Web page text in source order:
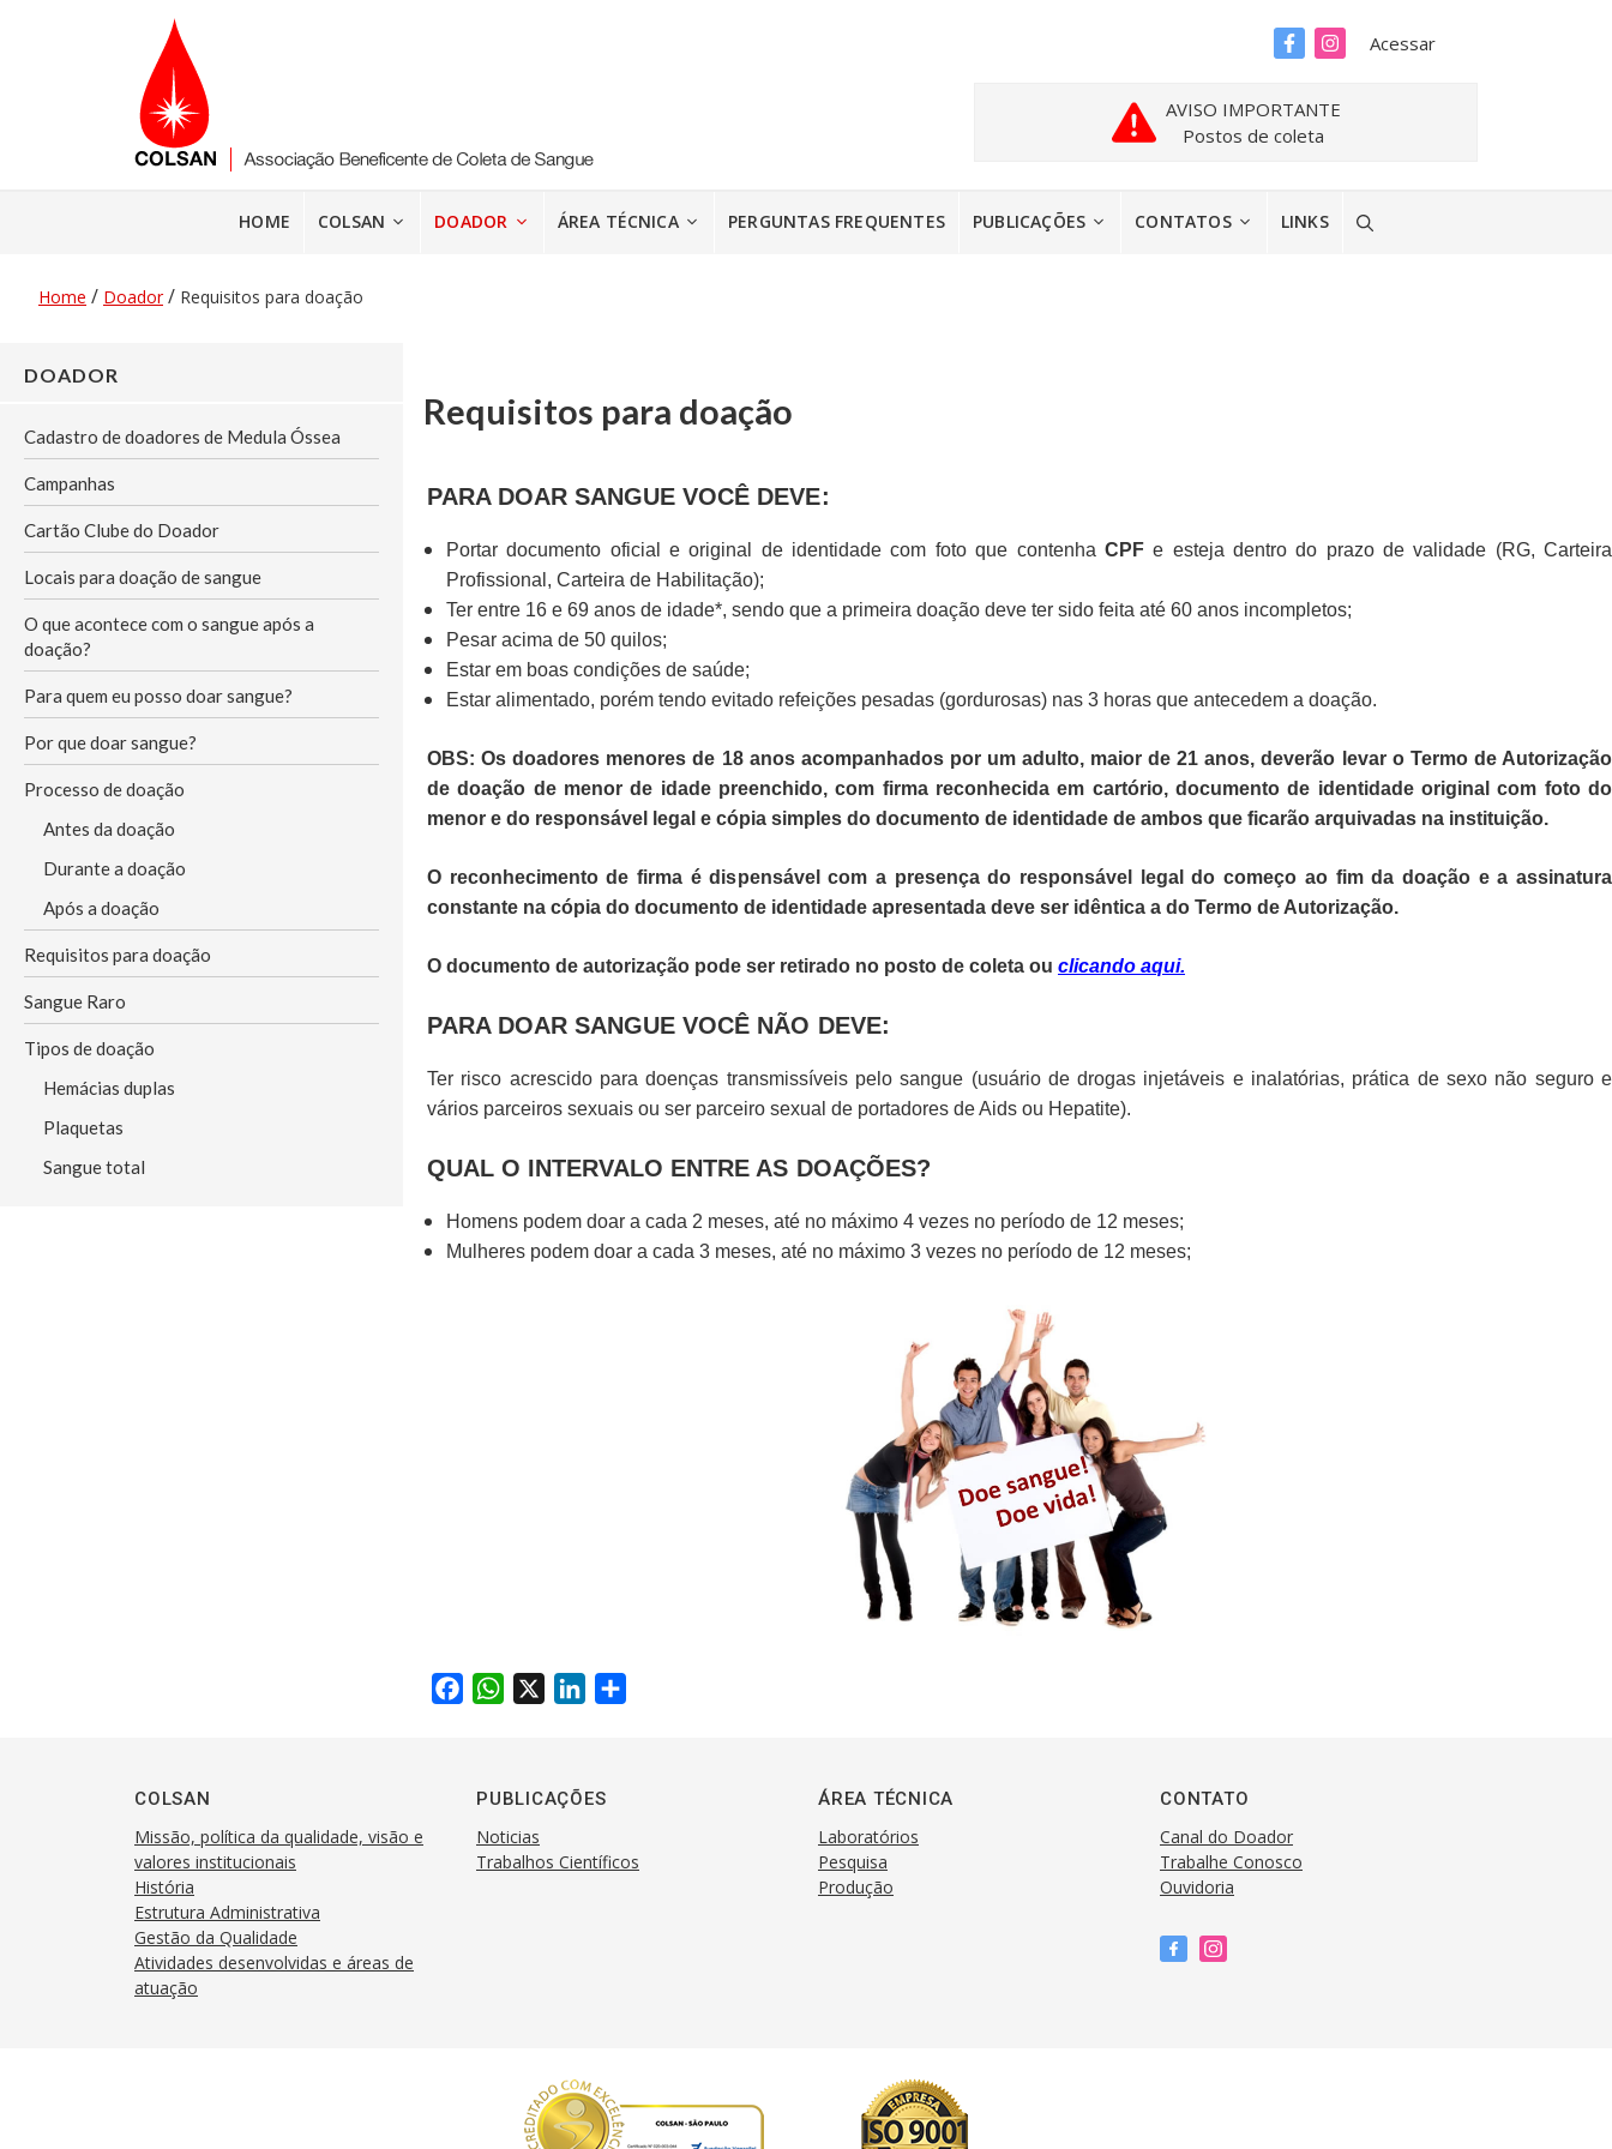
Acessar
AVISO IMPORTANTE
Postos de coleta
HOME COLSAN DOADOR ÁREA TÉCNICA PERGUNTAS FREQUENTES PUBLICAÇÕES CONTATOS LINKS
Home / Doador/ Requisitos para doação
Requisitos para doação
PARA DOAR SANGUE VOCÊ DEVE:
Portar documento oficial e original de identidade com foto que contenha CPFe esteja dentro do prazo de validade (RG, Carteira
Profissional, Carteira de Habilitação);
Ter entre 16 e 69 anos de idade*, sendo que a primeira doação deve ter sido feita até 60 anos incompletos;
Pesar acima de 50 quilos;
Estar em boas condições de saúde;
Estar alimentado, porém tendo evitado refeições pesadas (gordurosas) nas 3 horas que antecedem a doação.
OBS: Os doadores menores de 18 anos acompanhados por um adulto, maior de 21 anos, deverão levar o Termo de Autorização
de doação de menor de idade preenchido, com firma reconhecida em cartório, documento de identidade original com foto do
menor e do responsável legal e cópia simples do documento de identidade de ambos que ficarão arquivadas na instituição.
O reconhecimento de firma é dispensável com a presença do responsável legal do começo ao fim da doação e a assinatura
constante na cópia do documento de identidade apresentada deve ser idêntica a do Termo de Autorização.
O documento de autorização pode ser retirado no posto de coleta ou clicando aqui.
PARA DOAR SANGUE VOCÊ NÃO DEVE:
Ter risco acrescido para doenças transmissíveis pelo sangue (usuário de drogas injetáveis e inalatórias, prática de sexo não seguro e
vários parceiros sexuais ou ser parceiro sexual de portadores de Aids ou Hepatite).
QUAL O INTERVALO ENTRE AS DOAÇÕES?
Homens podem doar a cada 2 meses, até no máximo 4 vezes no período de 12 meses;
Mulheres podem doar a cada 3 meses, até no máximo 3 vezes no período de 12 meses;
W
s
A
p
e
I
DOADOR
Cadastro de doadores de Medula Óssea
Campanhas
Cartão Clube do Doador
Locais para doação de sangue
O que acontece com o sangue após a
doação?
Para quem eu posso doar sangue?
Por que doar sangue?
Processo de doação
Antes da doação
Durante a doação
Após a doação
Requisitos para doação
Sangue Raro
Tipos de doação
Hemácias duplas
Plaquetas
Sangue total
COLSAN
Missão, política da qualidade, visão e
valores institucionais
História
Estrutura Administrativa
Gestão da Qualidade
Atividades desenvolvidas e áreas de
atuação
PUBLICAÇÕES
Noticias
Trabalhos Científicos
ÁREA TÉCNICA
Laboratórios
Pesquisa
Produção
CONTATO
Canal do Doador
Trabalhe Conosco
Ouvidoria